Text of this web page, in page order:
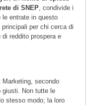
di SNEP , condivide i
entrate in questo
per chi cerca di
reddito prospera e
secondo
giusti. Non tutte le
stesso modo; la loro